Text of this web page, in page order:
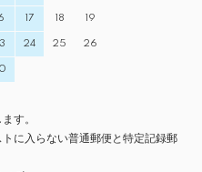
17 18 19
24 25 26
す。
に入らない普通郵便と特定記録郵